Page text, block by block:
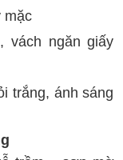
mặc
vách ngăn giấy
trắng, ánh sáng